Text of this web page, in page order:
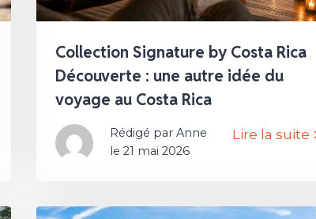
Collection Signature by Costa Rica
Découverte : une autre idée du
voyage au Costa Rica
Rédigé par Anne
le 21 mai 2026
Lire la suite